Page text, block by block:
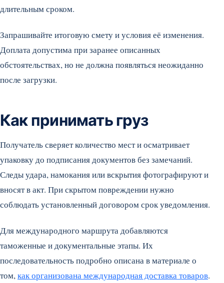
длительным сроком.
Запрашивайте итоговую смету и условия её изменения.
Доплата допустима при заранее описанных
обстоятельствах, но не должна появляться неожиданно
после загрузки.
Как принимать груз
Получатель сверяет количество мест и осматривает
упаковку до подписания документов без замечаний.
Следы удара, намокания или вскрытия фотографируют и
вносят в акт. При скрытом повреждении нужно
соблюдать установленный договором срок уведомления.
Для международного маршрута добавляются
таможенные и документальные этапы. Их
последовательность подробно описана в материале о
том, как организована международная доставка товаров.